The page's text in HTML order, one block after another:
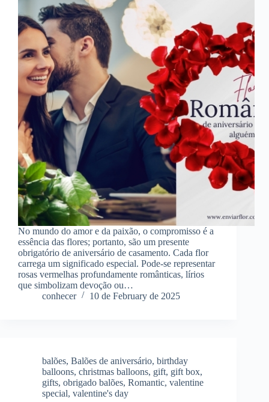
No mundo do amor e da paixão, o compromisso é a
essência das flores; portanto, são um presente
obrigatório de aniversário de casamento. Cada flor
carrega um significado especial. Pode-se representar
rosas vermelhas profundamente românticas, lírios
que simbolizam devoção ou…
conhecer
10 de February de 2025
balões, Balões de aniversário, birthday
balloons, christmas balloons, gift, gift box,
gifts, obrigado balões, Romantic, valentine
special, valentine's day